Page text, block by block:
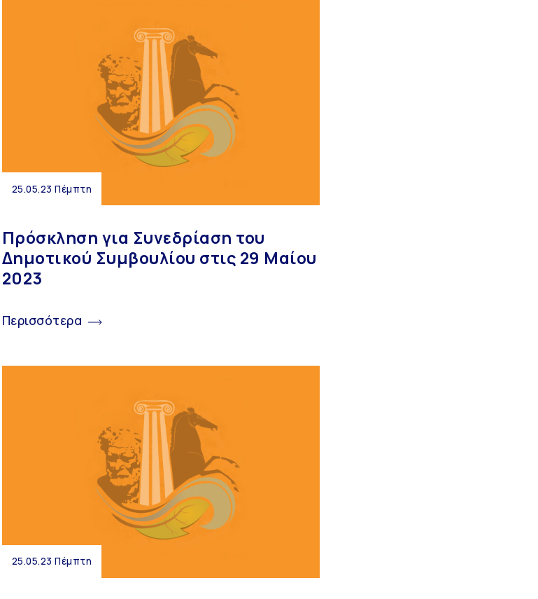
25.05.23 Πέμπτη
Πρόσκληση για Συνεδρίαση του
Δημοτικού Συμβουλίου στις 29 Μαίου
2023
Περισσότερα
25.05.23 Πέμπτη